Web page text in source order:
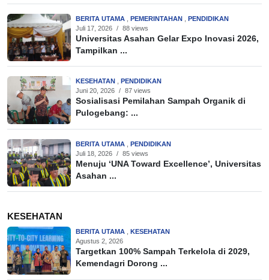
BERITA UTAMA PEMERINTAHAN
PENDIDIKAN
Juli 17, 2026 / 88 views
Universitas Asahan Gelar Expo Inovasi 2026,
Tampilkan ...
KESEHATAN
PENDIDIKAN
Juni 20, 2026 / 87 views
Sosialisasi Pemilahan Sampah Organik di
Pulogebang: ...
BERITA UTAMA
PENDIDIKAN
Juli 18, 2026 / 85 views
Menuju ‘UNA Toward Excellence’, Universitas
Asahan ...
KESEHATAN
BERITA UTAMA
KESEHATAN
Agustus 2, 2026
Targetkan 100% Sampah Terkelola di 2029,
Kemendagri Dorong ...